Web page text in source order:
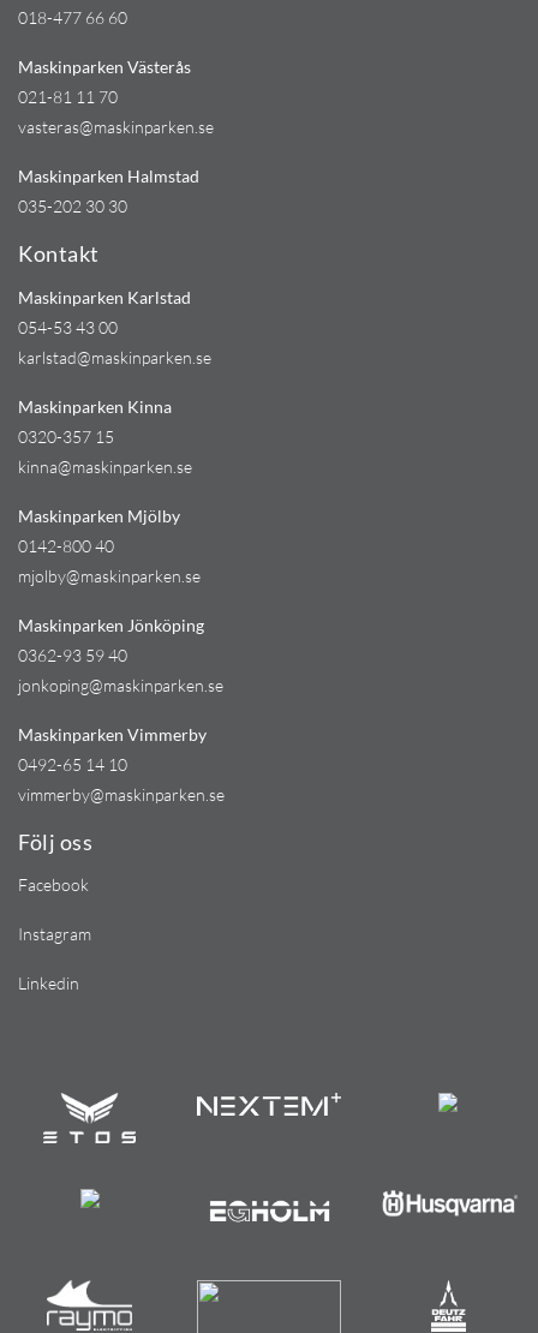
018-477 66 60
Maskinparken Västerås
021-81 11 70
vasteras@maskinparken.se
Maskinparken Halmstad
035-202 30 30
Kontakt
Maskinparken Karlstad
054-53 43 00
karlstad@maskinparken.se
Maskinparken Kinna
0320-357 15
kinna@maskinparken.se
Maskinparken Mjölby
0142-800 40
mjolby@maskinparken.se
Maskinparken Jönköping
0362-93 59 40
jonkoping@maskinparken.se
Maskinparken Vimmerby
0492-65 14 10
vimmerby@maskinparken.se
Följ oss
Facebook
Instagram
Linkedin